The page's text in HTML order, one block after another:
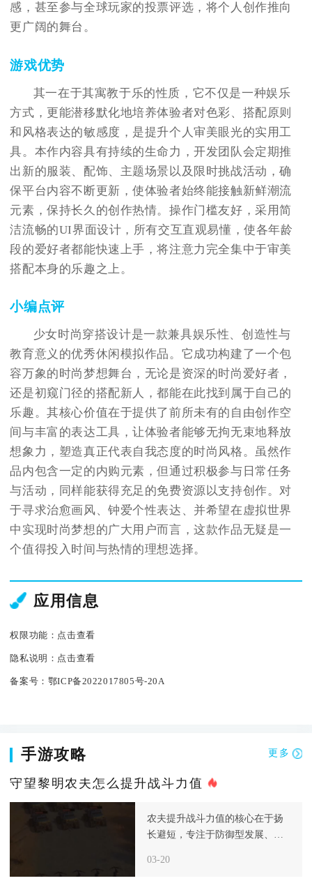
感，甚至参与全球玩家的投票评选，将个人创作推向
更广阔的舞台。
游戏优势
其一在于其寓教于乐的性质，它不仅是一种娱乐
方式，更能潜移默化地培养体验者对色彩、搭配原则
和风格表达的敏感度，是提升个人审美眼光的实用工
具。本作内容具有持续的生命力，开发团队会定期推
出新的服装、配饰、主题场景以及限时挑战活动，确
保平台内容不断更新，使体验者始终能接触新鲜潮流
元素，保持长久的创作热情。操作门槛友好，采用简
洁流畅的UI界面设计，所有交互直观易懂，使各年龄
段的爱好者都能快速上手，将注意力完全集中于审美
搭配本身的乐趣之上。
小编点评
少女时尚穿搭设计是一款兼具娱乐性、创造性与
教育意义的优秀休闲模拟作品。它成功构建了一个包
容万象的时尚梦想舞台，无论是资深的时尚爱好者，
还是初窥门径的搭配新人，都能在此找到属于自己的
乐趣。其核心价值在于提供了前所未有的自由创作空
间与丰富的表达工具，让体验者能够无拘无束地释放
想象力，塑造真正代表自我态度的时尚风格。虽然作
品内包含一定的内购元素，但通过积极参与日常任务
与活动，同样能获得充足的免费资源以支持创作。对
于寻求治愈画风、钟爱个性表达、并希望在虚拟世界
中实现时尚梦想的广大用户而言，这款作品无疑是一
个值得投入时间与热情的理想选择。
应用信息
权限功能： 点击查看
隐私说明： 点击查看
备案号： 鄂ICP备2022017805号-20A
手游攻略 更多
守望黎明农夫怎么提升战斗力值
农夫提升战斗力值的核心在于扬
长避短，专注于防御型发展、资
从而构
03-20